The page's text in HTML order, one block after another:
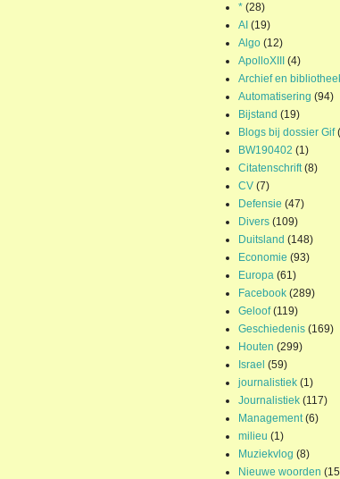
* (28)
AI (19)
Algo (12)
ApolloXIII
(4)
Archief en
Automatisering (94)
Bijstand (19)
Blogs bij dossier Gif
BW190402 (1)
Citatenschrift (8)
CV (7)
Defensie (47)
Divers (109)
Duitsland (148)
Economie (93)
Europa (61)
Facebook (289)
Geloof (119)
Geschiedenis (169)
Houten (299)
Israel (59)
journalistiek (1)
Journalistiek (117)
Management (6)
milieu (1)
Muziekvlog (8)
Nieuwe woorden